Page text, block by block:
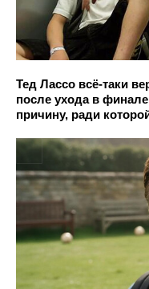
Тед Лассо всё-таки
после ухода в
причину, ради